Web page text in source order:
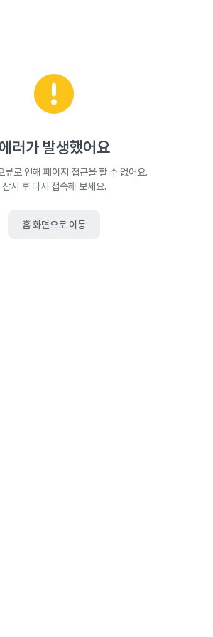
에러가 발생했어요
류로 인해 페이지 접근을 할 수 없어요.
잠시 후 다시 접속해 보세요.
홈 화면으로 이동